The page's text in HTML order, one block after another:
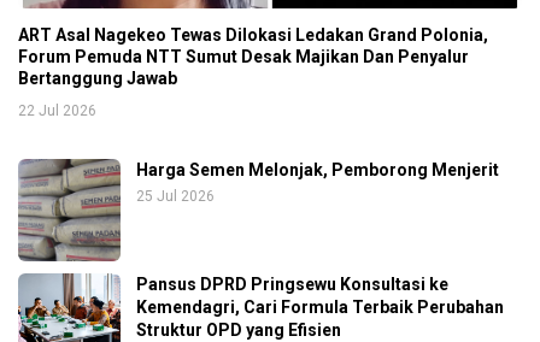
ART Asal Nagekeo Tewas Dilokasi Ledakan Grand Polonia,
Forum Pemuda NTT Sumut Desak Majikan Dan Penyalur
Bertanggung Jawab
22 Jul 2026
Harga Semen Melonjak, Pemborong Menjerit
25 Jul 2026
Pansus DPRD Pringsewu Konsultasi ke
Kemendagri, Cari Formula Terbaik Perubahan
Struktur OPD yang Efisien